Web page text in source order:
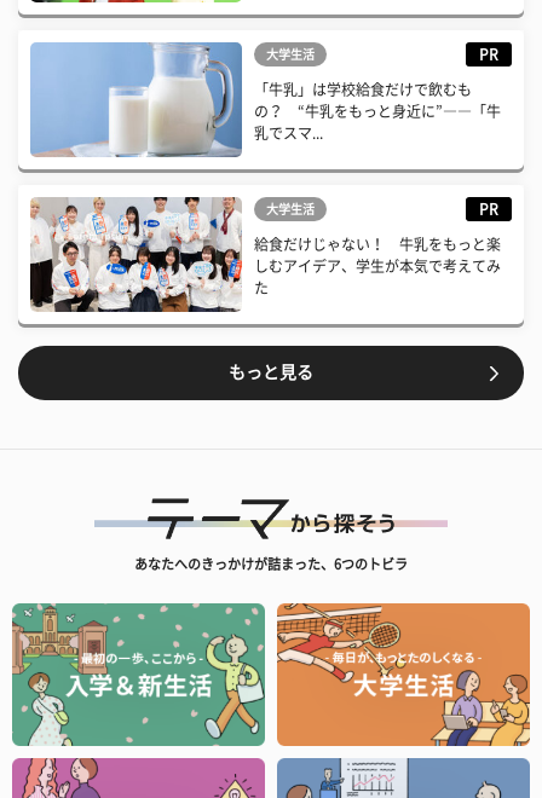
大学生活 PR
「牛乳」は学校給食だけで飲むも
の？ “牛乳をもっと身近に”――「牛
乳でスマ...
大学生活 PR
給食だけじゃない！ 牛乳をもっと楽
しむアイデア、学生が本気で考えてみ
た
もっと見る
あなたへのきっかけが詰まった、6つのトビラ